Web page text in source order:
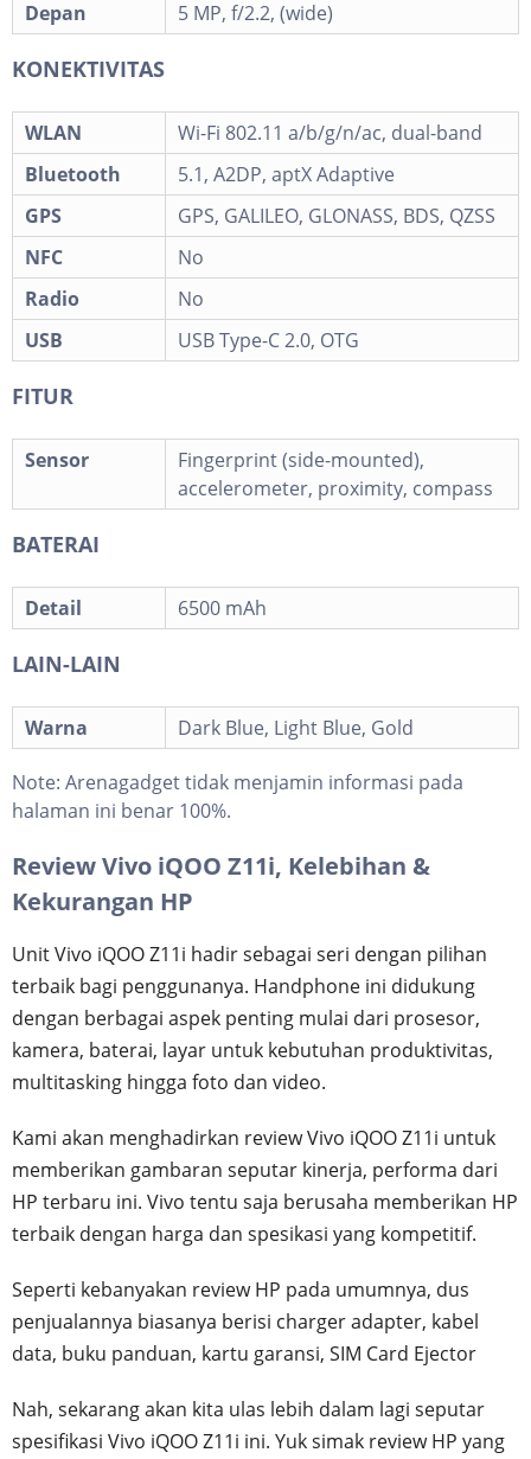
Depan 5 MP, f/2.2, (wide)
KONEKTIVITAS
WLAN
Wi-Fi 802.11 a/b/g/n/ac, dual-band
Bluetooth
5.1, A2DP, aptX Adaptive
GPS
GPS, GALILEO, GLONASS, BDS, QZSS
NFC
No
Radio
No
USB
USB Type-C 2.0, OTG
FITUR
Sensor
Fingerprint (side-mounted),
accelerometer, proximity, compass
BATERAI
Detail 6500 mAh
LAIN-LAIN
Warna Dark Blue, Light Blue, Gold
Note: Arenagadget tidak menjamin informasi pada
halaman ini benar 100%.
Review Vivo iQOO Z11i, Kelebihan &
Kekurangan HP
Unit Vivo iQOO Z11i hadir sebagai seri dengan pilihan
terbaik bagi penggunanya. Handphone ini didukung
dengan berbagai aspek penting mulai dari prosesor,
kamera, baterai, layar untuk kebutuhan produktivitas,
multitasking hingga foto dan video.
Kami akan menghadirkan review Vivo iQOO Z11i untuk
memberikan gambaran seputar kinerja, performa dari
HP terbaru ini. Vivo tentu saja berusaha memberikan HP
terbaik dengan harga dan spesikasi yang kompetitif.
Seperti kebanyakan review HP pada umumnya, dus
penjualannya biasanya berisi charger adapter, kabel
data, buku panduan, kartu garansi, SIM Card Ejector
Nah, sekarang akan kita ulas lebih dalam lagi seputar
spesifikasi Vivo iQOO Z11i ini. Yuk simak review HP yang